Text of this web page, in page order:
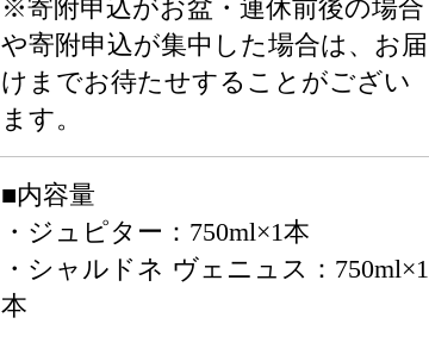
※寄附申込がお盆・連休前後の場合
や寄附申込が集中した場合は、お届
けまでお待たせすることがござい
ます。
■内容量
・ジュピター：750ml×1本
・シャルドネ ヴェニュス：750ml×1
本